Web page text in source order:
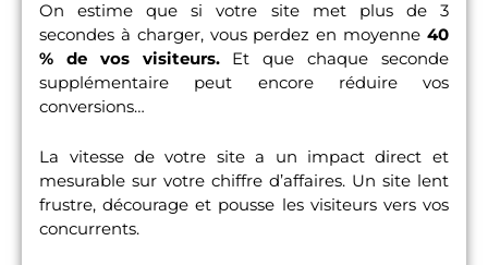
On estime que si votre site met plus de 3
secondes à charger, vous perdez en moyenne 40
% de vos visiteurs.Et que chaque seconde
supplémentaire peut encore réduire vos
conversions…
La vitesse de votre site a un impact direct et
mesurable sur votre chiffre d’affaires. Un site lent
frustre, décourage et pousse les visiteurs vers vos
concurrents.